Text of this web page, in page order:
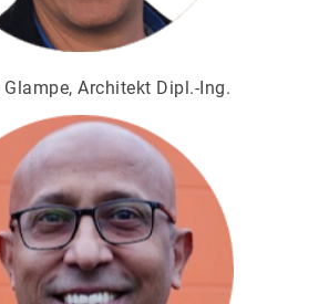
Architekt Dipl.-Ing.